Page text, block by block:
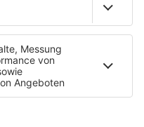
Zahl und fünf
euch draußen nichts
Minuten, kein